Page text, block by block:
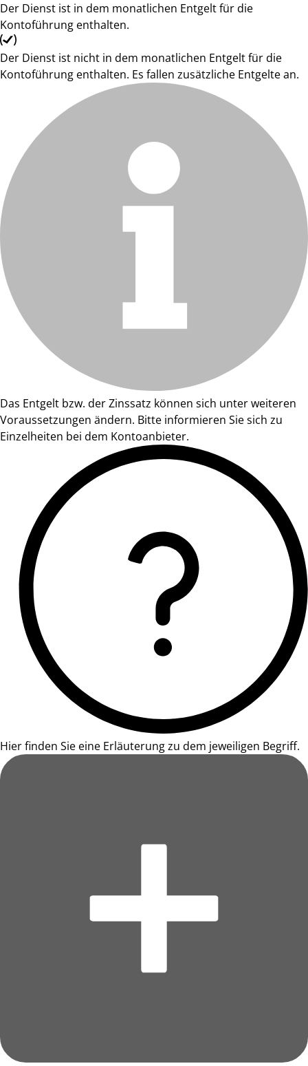
Der Dienst ist in dem monatlichen Entgelt für die
Kontoführung enthalten.
Der Dienst ist nicht in dem monatlichen Entgelt für die
Kontoführung enthalten. Es fallen zusätzliche Entgelte an.
Das Entgelt bzw. der Zinssatz können sich unter weiteren
Voraussetzungen ändern. Bitte informieren Sie sich zu
Einzelheiten bei dem Kontoanbieter.
Hier finden Sie eine Erläuterung zu dem jeweiligen Begriff.